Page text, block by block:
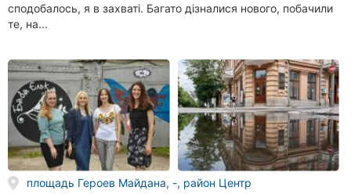
сподобалось, я в захваті. Багато дізналися нового, побачили
те, на...
площадь Героев Майдана, -, район Центр